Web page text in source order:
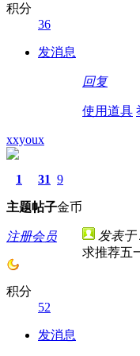
积分
36
发消息
回复
使用道具
xxyoux
1
主题
31
帖子
9
金币
注册会员
积分
52
发消息
发表于
求推荐五